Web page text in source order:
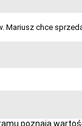
chce
poznają